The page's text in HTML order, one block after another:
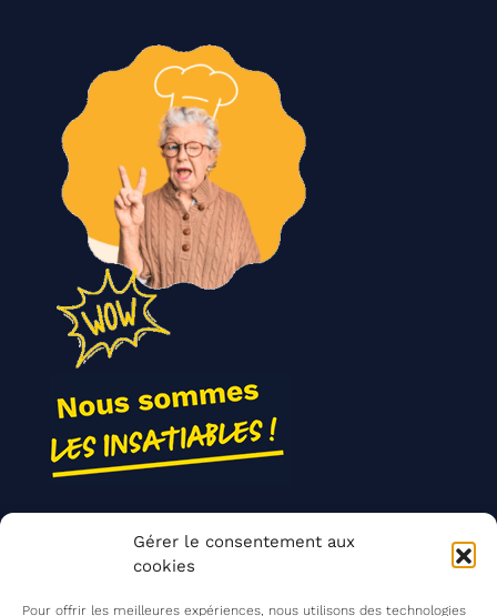
Gérer le consentement aux
cookies
Pour offrir les meilleures expériences, nous utilisons des technologies
Agir ensemble